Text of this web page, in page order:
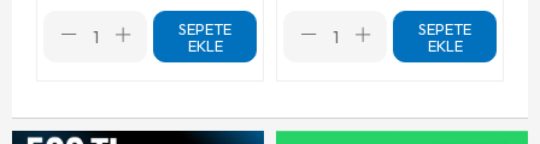
SEPETE
EKLE
SEPETE
EKLE